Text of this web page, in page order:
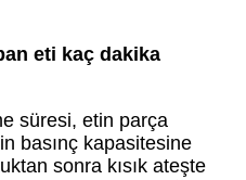
eti kaç dakika
süresi, etin parça
basınç kapasitesine
sonra kısık ateşte